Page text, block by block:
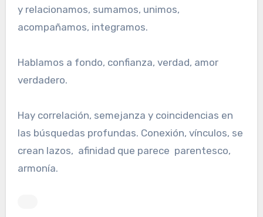
y relacionamos, sumamos, unimos,
acompañamos, integramos.
Hablamos a fondo, confianza, verdad, amor
verdadero.
Hay correlación, semejanza y coincidencias en
las búsquedas profundas. Conexión, vínculos, se
crean lazos, afinidad que parece parentesco,
armonía.